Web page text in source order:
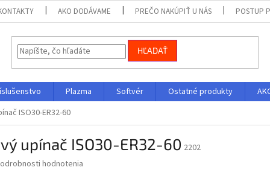
AKO DODÁVAME PREČO NAKÚPIŤ U NÁS POSTUP
HĽADAŤ
Plazma Softvér Ostatné produkty
ISO30-ER32-60
upínač ISO30-ER32-60 2202
hodnotenia